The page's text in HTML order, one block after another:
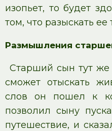
изопьет, то будет
том, что разыскать ее
Размышления
Старший сын тут же
сможет отыскать
слов он пошел к
позволил сыну
путешествие, и